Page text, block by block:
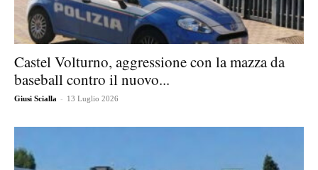
Castel Volturno, aggressione con la mazza da
baseball contro il nuovo...
Giusi Scialla - 13 Luglio 2026